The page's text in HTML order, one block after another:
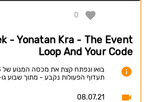
0
- Yonatan Kra - The Event
Loop And Your Code
תעדוף הפעולות נקבע - מתוך שבוע
08.07.21